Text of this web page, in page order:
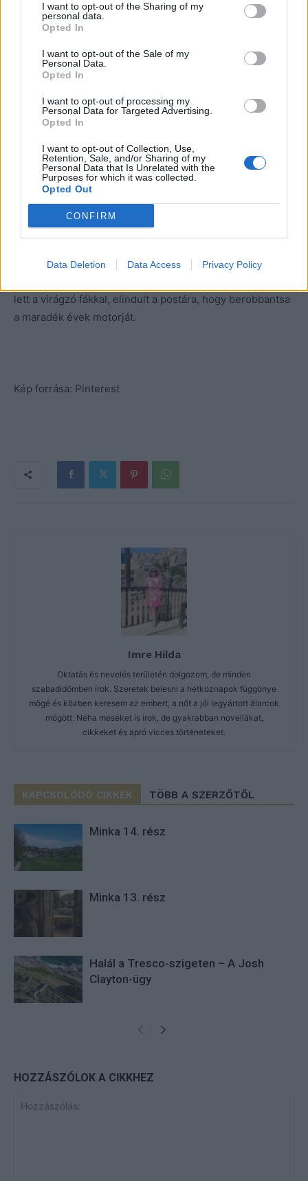
I want to opt-out of the Sharing of my
personal data.
Opted In
I want to opt-out of the Sale of my
Personal Data.
Opted In
I want to opt-out of processing my
Personal Data for Targeted Advertising.
Opted In
I want to opt-out of Collection, Use,
Retention, Sale, and/or Sharing of my
Personal Data that Is Unrelated with the
Purposes for which it was collected.
Opted Out
CONFIRM
Data Deletion Data Access Privacy Policy
folytathatja olyan mély gyávaságban, ahogy eddig. Meg
kell mentenie magát az utolsó évekre, amelyekből
lehetett öt vagy húsz, de akárcsak egy.
Bármennyit kap,
azokban szeretni akarja magát
. Főzött magának egy
kávét, leült a laptop elé, és megnézte, hány eladatlan
képe van még. Három akadt, de elment százhatvannyolc.
Ideje volt árat emelnie. Nyolcszáznegyvenezer forint
Elégnek látszott a kezdetekre. Ha meg nem, akkor lesz
majd neki több, mosolyodott el, és eldöntötte, hogy
tavaszi képekbe fog, amelyek színesek és derűsek.
Sokan szeretnének ilyeneket a falukra, mondta magának,
és a kamrából előhozott egy nagyobb vásznat.
Előhúzta a borítékot a fiókból, és gyorsan a válási papírok
lett a virágzó fákkal, elindult a postára, hogy berobbantsa
a maradék évek motorját.
Kép forrása: Pinterest
Imre Hilda
Oktatás és nevelés területén dolgozom, de minden
szabadidőmben írok. Szeretek belesni a hétköznapok függönye
mögé és közben keresem az embert, a nőt a jól legyártott álarcok
mögött. Néha meséket is írok, de gyakrabban novellákat,
cikkeket és apró vicces történeteket.
KAPCSOLÓDÓ CIKKEK TÖBB A SZERZŐTŐL
Minka 14. rész
Minka 13. rész
Halál a Tresco-szigeten – A Josh
Clayton-ügy
HOZZÁSZÓLOK A CIKKHEZ